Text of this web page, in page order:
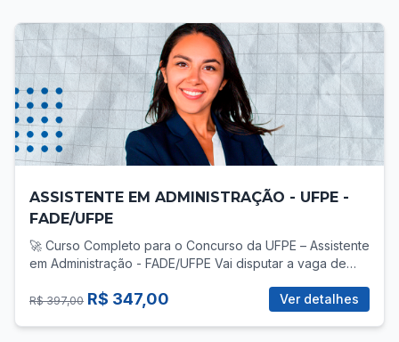
ASSISTENTE EM ADMINISTRAÇÃO - UFPE -
FADE/UFPE
🚀 Curso Completo para o Concurso da UFPE – Assistente
em Administração - FADE/UFPE Vai disputar a vaga de
você precisa de uma preparação direcionada, com foco
total no que realmente cobra! 📚 O que você vai
R$ 397,00 R$ 347,00 Ver detalhes